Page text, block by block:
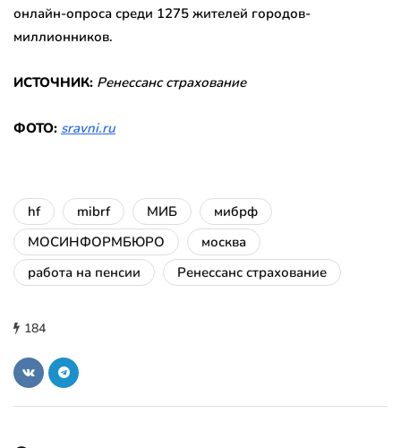
онлайн-опроса среди 1275 жителей городов-
миллионников.
ИСТОЧНИК: Ренессанс страхование
ФОТО: sravni.ru
hf mibrf МИБ
мибрф
МОСИНФОРМБЮРО
москва
работа на пенсии
Ренессанс страхование
184